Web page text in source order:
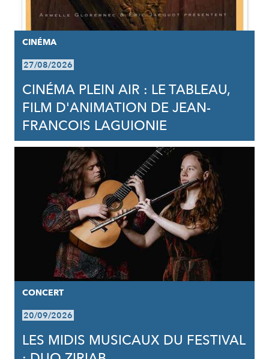
CINÉMA
27/08/2026
CINÉMA PLEIN AIR : LE TABLEAU,
FILM D'ANIMATION DE JEAN-
FRANCOIS LAGUIONIE
CONCERT
20/09/2026
LES MIDIS MUSICAUX DU FESTIVAL